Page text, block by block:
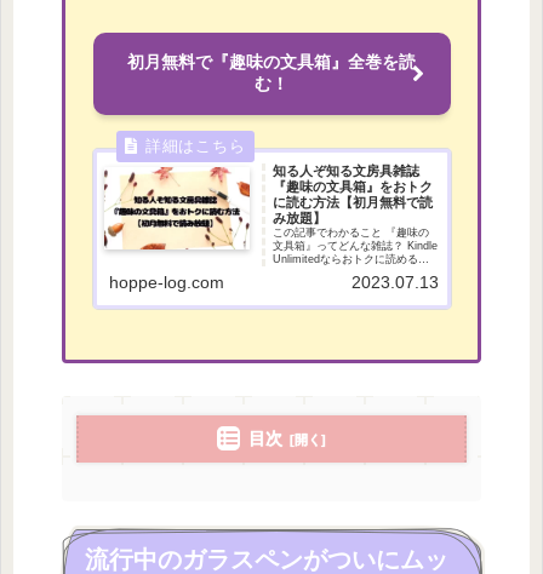
初月無料で『趣味の文具箱』全巻を読
む！
知る人ぞ知る文房具雑誌
『趣味の文具箱』をおトク
に読む方法【初月無料で読
み放題】
この記事でわかること 『趣味の
文具箱』ってどんな雑誌？ Kindle
Unlimitedならおトクに読めるっ
る「趣味の文具箱」は何巻？ こ
（Twitter:@Hoppe_log
hoppe-log.com 2023.07.13
目次
流行中のガラスペンがついにムッ